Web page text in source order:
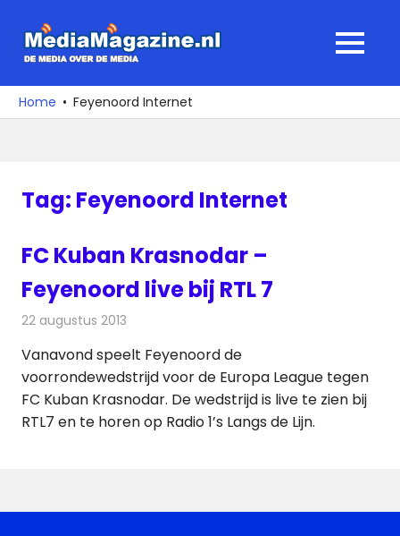
naar
media
over
MENU
Home Feyenoord Internet
Tag: Feyenoord Internet
FC Kuban Krasnodar –
Feyenoord live bij RTL 7
22 augustus 2013
Vanavond speelt Feyenoord de
voorrondewedstrijd voor de Europa League tegen
FC Kuban Krasnodar. De wedstrijd is live te zien bij
RTL7 en te horen op Radio 1’s Langs de Lijn.